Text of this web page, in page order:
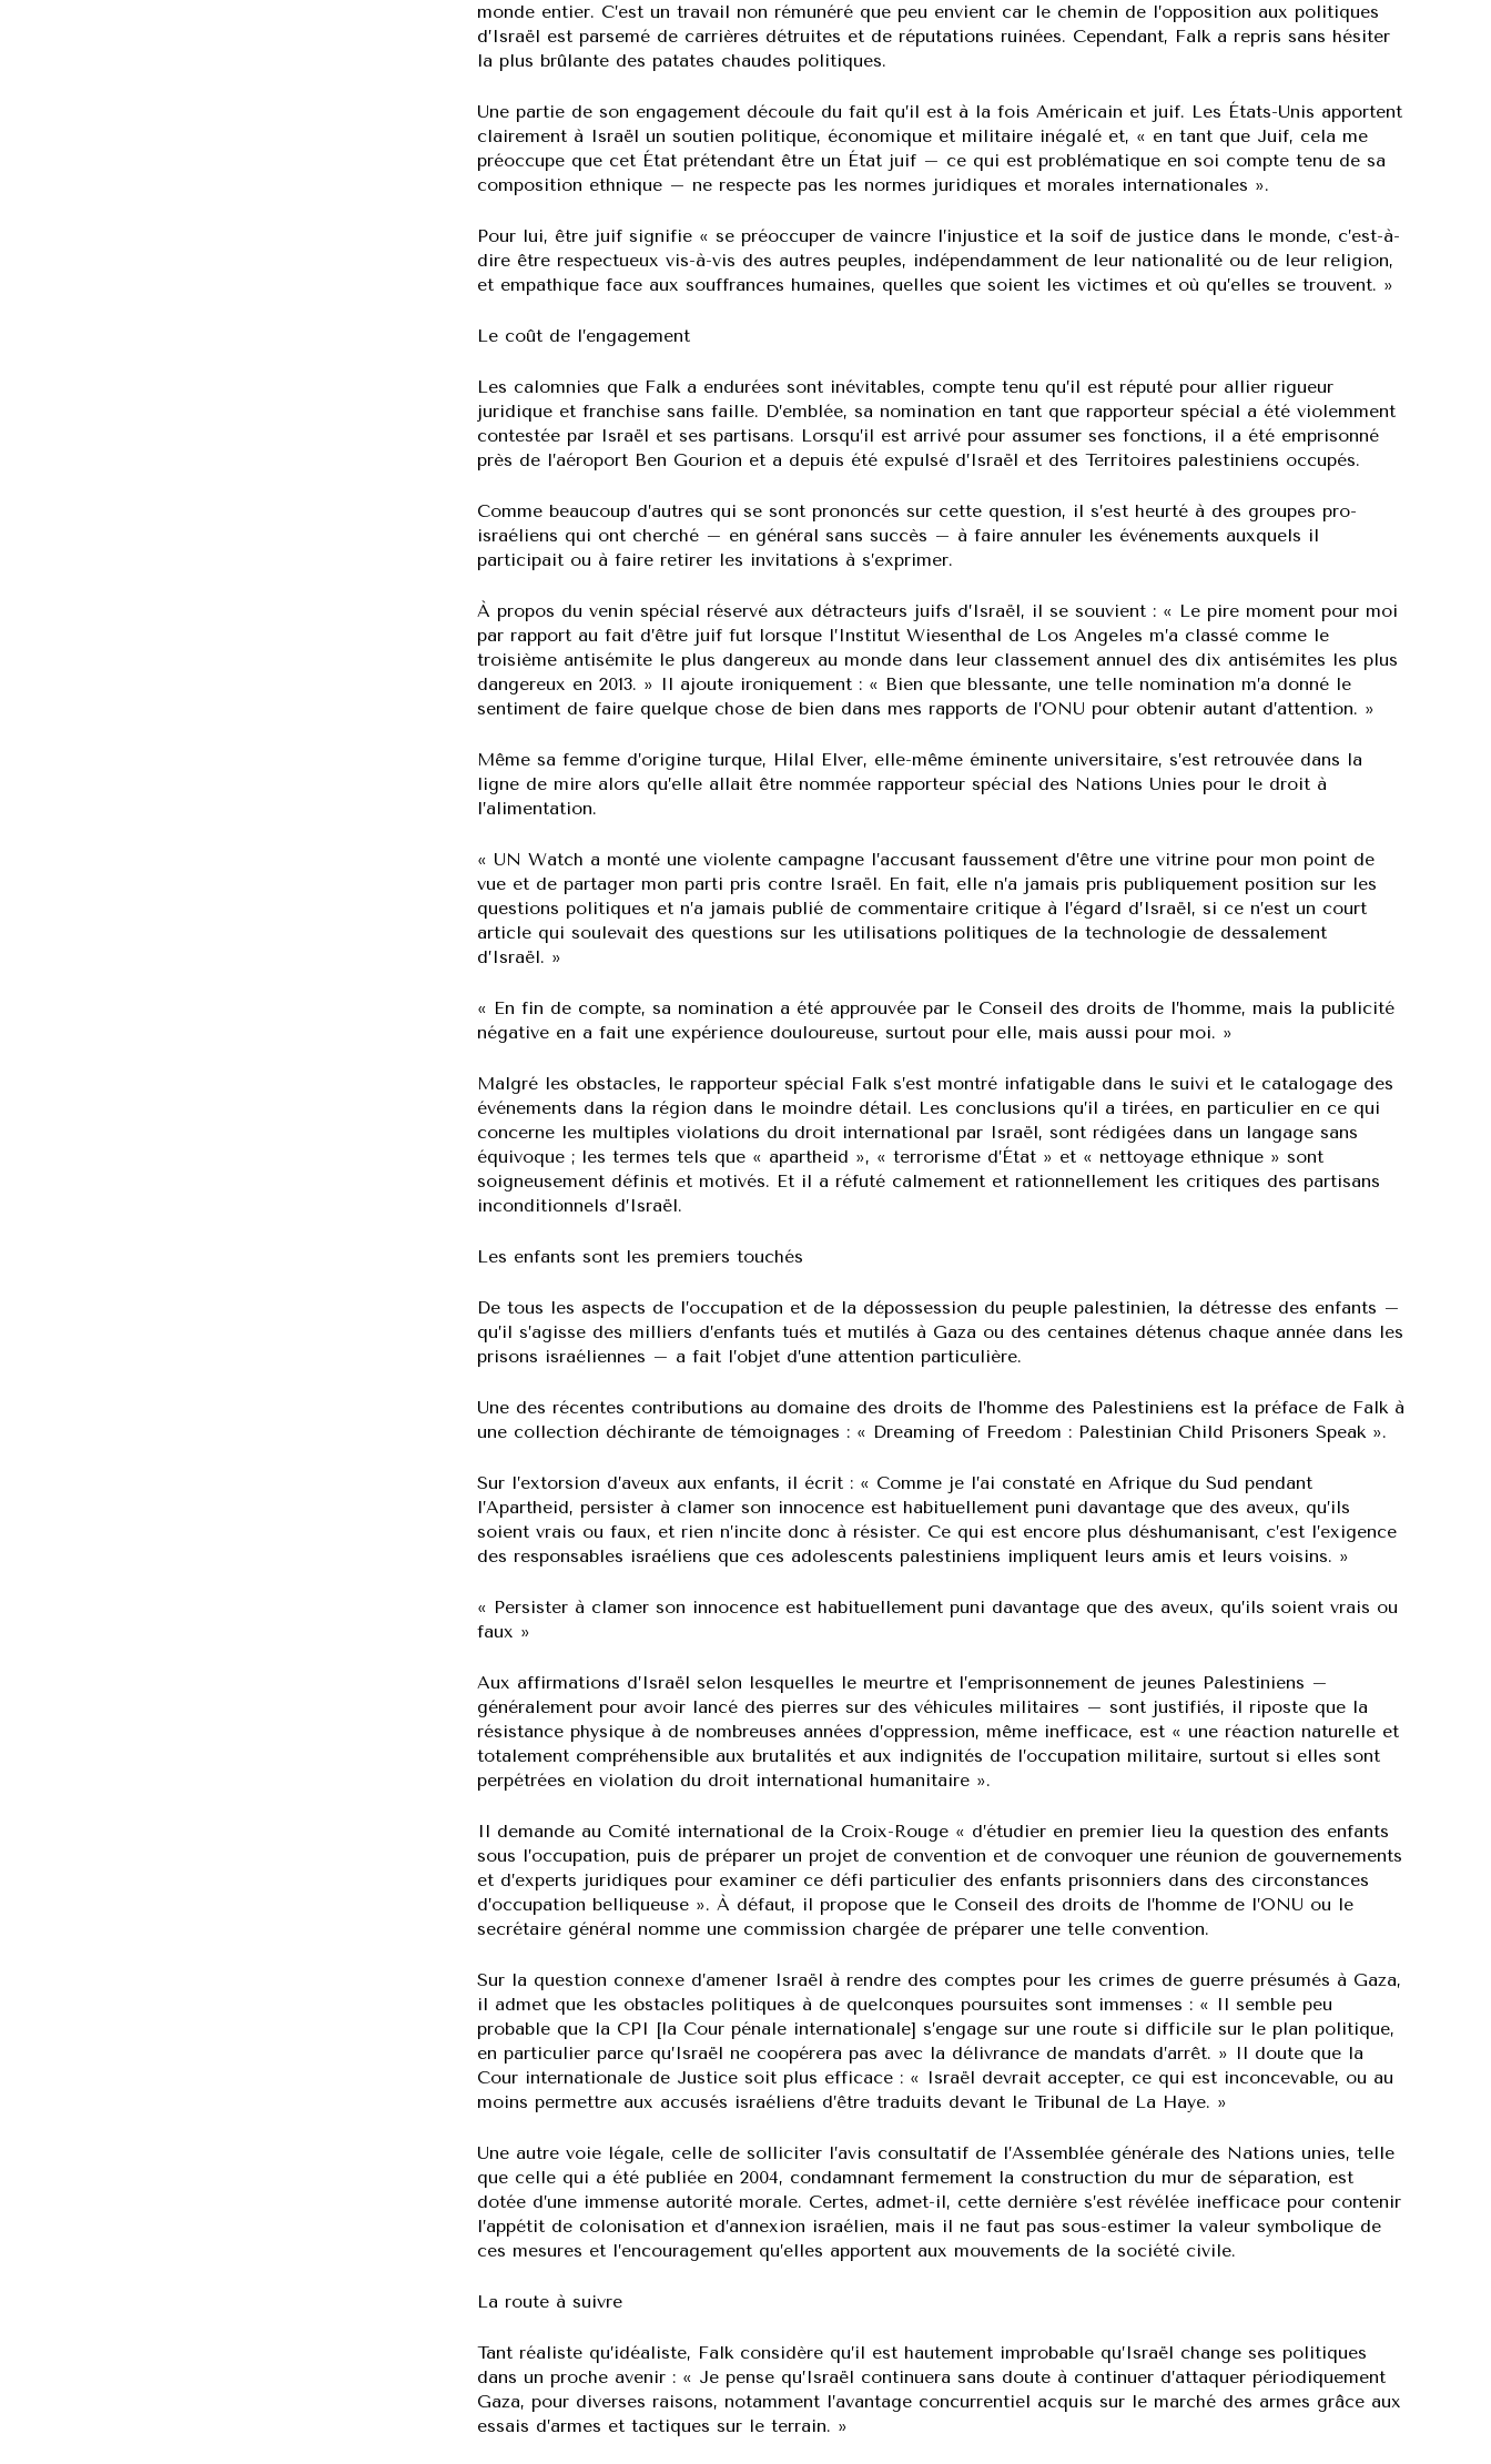
monde entier. C’est un travail non rémunéré que peu envient car le chemin de l’opposition aux politiques
d’Israël est parsemé de carrières détruites et de réputations ruinées. Cependant, Falk a repris sans hésiter
la plus brûlante des patates chaudes politiques.
Une partie de son engagement découle du fait qu’il est à la fois Américain et juif. Les États-Unis apportent
clairement à Israël un soutien politique, économique et militaire inégalé et, « en tant que Juif, cela me
préoccupe que cet État prétendant être un État juif – ce qui est problématique en soi compte tenu de sa
composition ethnique – ne respecte pas les normes juridiques et morales internationales ».
Pour lui, être juif signifie « se préoccuper de vaincre l’injustice et la soif de justice dans le monde, c’est-à-
dire être respectueux vis-à-vis des autres peuples, indépendamment de leur nationalité ou de leur religion,
et empathique face aux souffrances humaines, quelles que soient les victimes et où qu’elles se trouvent. »
Le coût de l’engagement
Les calomnies que Falk a endurées sont inévitables, compte tenu qu’il est réputé pour allier rigueur
juridique et franchise sans faille. D’emblée, sa nomination en tant que rapporteur spécial a été violemment
contestée par Israël et ses partisans. Lorsqu’il est arrivé pour assumer ses fonctions, il a été emprisonné
près de l’aéroport Ben Gourion et a depuis été expulsé d’Israël et des Territoires palestiniens occupés.
Comme beaucoup d’autres qui se sont prononcés sur cette question, il s’est heurté à des groupes pro-
israéliens qui ont cherché – en général sans succès – à faire annuler les événements auxquels il
participait ou à faire retirer les invitations à s’exprimer.
À propos du venin spécial réservé aux détracteurs juifs d’Israël, il se souvient : « Le pire moment pour moi
par rapport au fait d’être juif fut lorsque l’Institut Wiesenthal de Los Angeles m’a classé comme le
troisième antisémite le plus dangereux au monde dans leur classement annuel des dix antisémites les plus
dangereux en 2013. » Il ajoute ironiquement : « Bien que blessante, une telle nomination m’a donné le
sentiment de faire quelque chose de bien dans mes rapports de l’ONU pour obtenir autant d’attention. »
Même sa femme d’origine turque, Hilal Elver, elle-même éminente universitaire, s’est retrouvée dans la
ligne de mire alors qu’elle allait être nommée rapporteur spécial des Nations Unies pour le droit à
l’alimentation.
« UN Watch a monté une violente campagne l’accusant faussement d’être une vitrine pour mon point de
vue et de partager mon parti pris contre Israël. En fait, elle n’a jamais pris publiquement position sur les
questions politiques et n’a jamais publié de commentaire critique à l’égard d’Israël, si ce n’est un court
article qui soulevait des questions sur les utilisations politiques de la technologie de dessalement
d’Israël. »
« En fin de compte, sa nomination a été approuvée par le Conseil des droits de l’homme, mais la publicité
négative en a fait une expérience douloureuse, surtout pour elle, mais aussi pour moi. »
Malgré les obstacles, le rapporteur spécial Falk s’est montré infatigable dans le suivi et le catalogage des
événements dans la région dans le moindre détail. Les conclusions qu’il a tirées, en particulier en ce qui
concerne les multiples violations du droit international par Israël, sont rédigées dans un langage sans
équivoque ; les termes tels que « apartheid », « terrorisme d’État » et « nettoyage ethnique » sont
soigneusement définis et motivés. Et il a réfuté calmement et rationnellement les critiques des partisans
inconditionnels d’Israël.
Les enfants sont les premiers touchés
De tous les aspects de l’occupation et de la dépossession du peuple palestinien, la détresse des enfants –
qu’il s’agisse des milliers d’enfants tués et mutilés à Gaza ou des centaines détenus chaque année dans les
prisons israéliennes – a fait l’objet d’une attention particulière.
Une des récentes contributions au domaine des droits de l’homme des Palestiniens est la préface de Falk à
une collection déchirante de témoignages : « Dreaming of Freedom : Palestinian Child Prisoners Speak ».
Sur l’extorsion d’aveux aux enfants, il écrit : « Comme je l’ai constaté en Afrique du Sud pendant
l’Apartheid, persister à clamer son innocence est habituellement puni davantage que des aveux, qu’ils
soient vrais ou faux, et rien n’incite donc à résister. Ce qui est encore plus déshumanisant, c’est l’exigence
des responsables israéliens que ces adolescents palestiniens impliquent leurs amis et leurs voisins. »
« Persister à clamer son innocence est habituellement puni davantage que des aveux, qu’ils soient vrais ou
faux »
Aux affirmations d’Israël selon lesquelles le meurtre et l’emprisonnement de jeunes Palestiniens –
généralement pour avoir lancé des pierres sur des véhicules militaires – sont justifiés, il riposte que la
résistance physique à de nombreuses années d’oppression, même inefficace, est « une réaction naturelle et
totalement compréhensible aux brutalités et aux indignités de l’occupation militaire, surtout si elles sont
perpétrées en violation du droit international humanitaire ».
Il demande au Comité international de la Croix-Rouge « d’étudier en premier lieu la question des enfants
sous l’occupation, puis de préparer un projet de convention et de convoquer une réunion de gouvernements
et d’experts juridiques pour examiner ce défi particulier des enfants prisonniers dans des circonstances
d’occupation belliqueuse ». À défaut, il propose que le Conseil des droits de l’homme de l’ONU ou le
secrétaire général nomme une commission chargée de préparer une telle convention.
Sur la question connexe d’amener Israël à rendre des comptes pour les crimes de guerre présumés à Gaza,
il admet que les obstacles politiques à de quelconques poursuites sont immenses : « Il semble peu
probable que la CPI [la Cour pénale internationale] s’engage sur une route si difficile sur le plan politique,
en particulier parce qu’Israël ne coopérera pas avec la délivrance de mandats d’arrêt. » Il doute que la
Cour internationale de Justice soit plus efficace : « Israël devrait accepter, ce qui est inconcevable, ou au
moins permettre aux accusés israéliens d’être traduits devant le Tribunal de La Haye. »
Une autre voie légale, celle de solliciter l’avis consultatif de l’Assemblée générale des Nations unies, telle
que celle qui a été publiée en 2004, condamnant fermement la construction du mur de séparation, est
dotée d’une immense autorité morale. Certes, admet-il, cette dernière s’est révélée inefficace pour contenir
l’appétit de colonisation et d’annexion israélien, mais il ne faut pas sous-estimer la valeur symbolique de
ces mesures et l’encouragement qu’elles apportent aux mouvements de la société civile.
La route à suivre
Tant réaliste qu’idéaliste, Falk considère qu’il est hautement improbable qu’Israël change ses politiques
dans un proche avenir : « Je pense qu’Israël continuera sans doute à continuer d’attaquer périodiquement
Gaza, pour diverses raisons, notamment l’avantage concurrentiel acquis sur le marché des armes grâce aux
essais d’armes et tactiques sur le terrain. »